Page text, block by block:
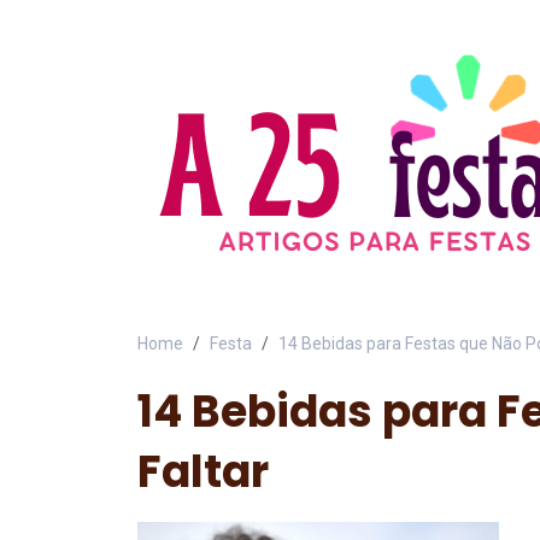
Home Festa 14 Bebidas para Festas que Não
14 Bebidas para
Faltar